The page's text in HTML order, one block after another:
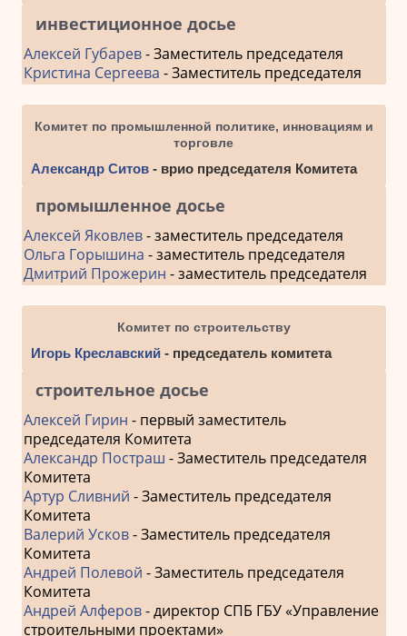
инвестиционное досье
Алексей Губарев- Заместитель председателя
Кристина Сергеева - Заместитель председателя
Комитет по промышленной политике, инновациям и
торговле
Александр Ситов- врио председателя Комитета
промышленное досье
Алексей Яковлев- заместитель председателя
Ольга Горышина - заместитель председателя
Дмитрий Прожерин - заместитель председателя
Комитет по строительству
Игорь Креславский - председатель комитета
строительное досье
Алексей Гирин - первый заместитель
председателя Комитета
Александр Постраш - Заместитель председателя
Комитета
Артур Сливний - Заместитель председателя
Комитета
Валерий Усков- Заместитель председателя
Комитета
Андрей Полевой - Заместитель председателя
Комитета
Андрей Алферов- директор СПБ ГБУ «Управление
строительными проектами»